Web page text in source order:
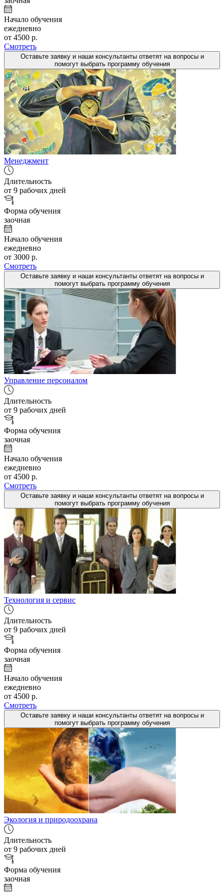
Начало обучения
ежедневно
от 4500 р.
Смотреть
Оставьте заявку и наши консультанты ответят на вопросы и
помогут выбрать программу обучения
Менеджмент
Длительность
от 9 рабочих дней
Форма обучения
заочная
Начало обучения
ежедневно
от 3000 р.
Смотреть
Оставьте заявку и наши консультанты ответят на вопросы и
помогут выбрать программу обучения
Управление персоналом
Длительность
от 9 рабочих дней
Форма обучения
заочная
Начало обучения
ежедневно
от 4500 р.
Смотреть
Оставьте заявку и наши консультанты ответят на вопросы и
помогут выбрать программу обучения
Технология и сервис
Длительность
от 9 рабочих дней
Форма обучения
заочная
Начало обучения
ежедневно
от 4500 р.
Смотреть
Оставьте заявку и наши консультанты ответят на вопросы и
помогут выбрать программу обучения
Экология и природоохрана
Длительность
от 9 рабочих дней
Форма обучения
заочная